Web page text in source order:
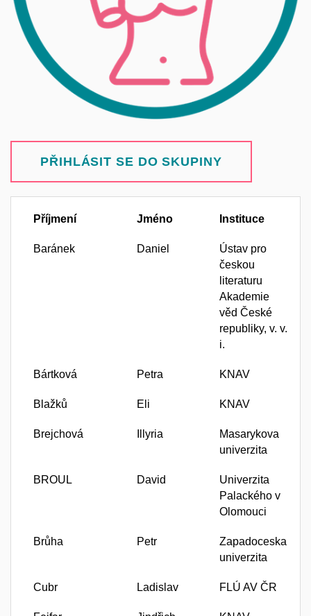
PŘIHLÁSIT SE DO SKUPINY
Příjmení Jméno Instituce
Baránek Daniel
Ústav pro
českou
literaturu
Akademie
věd České
republiky, v. v.
i.
Bártková Petra KNAV
Blažků Eli KNAV
Brejchová Illyria
Masarykova
univerzita
BROUL David
Univerzita
Palackého v
Olomouci
Brůha Petr
Zapadoceska
univerzita
Cubr Ladislav FLÚ AV ČR